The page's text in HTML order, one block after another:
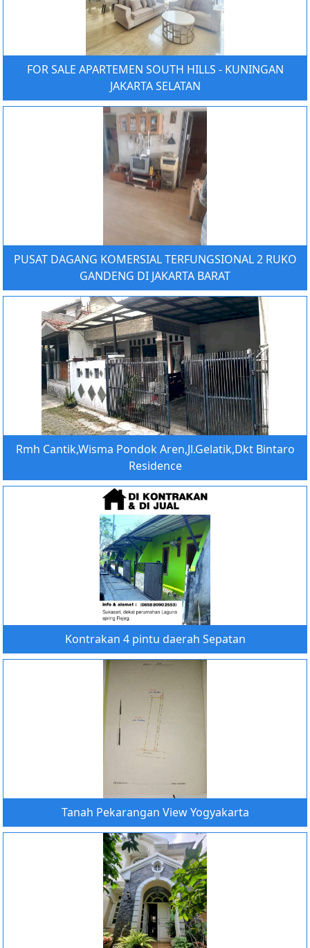
FOR SALE APARTEMEN SOUTH HILLS - KUNINGAN
JAKARTA SELATAN
PUSAT DAGANG KOMERSIAL TERFUNGSIONAL 2 RUKO
GANDENG DI JAKARTA BARAT
Rmh Cantik,Wisma Pondok Aren,Jl.Gelatik,Dkt Bintaro
Residence
Kontrakan 4 pintu daerah Sepatan
Tanah Pekarangan View Yogyakarta